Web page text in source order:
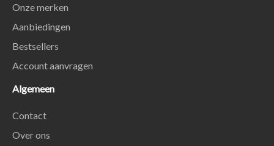
Onze merken
Aanbiedingen
Bestsellers
Account aanvragen
Algemeen
Contact
Over ons